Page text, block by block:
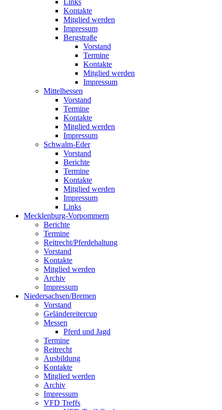
Links
Kontakte
Mitglied werden
Impressum
Bergstraße
Vorstand
Termine
Kontakte
Mitglied werden
Impressum
Mittelhessen
Vorstand
Termine
Kontakte
Mitglied werden
Impressum
Schwalm-Eder
Vorstand
Berichte
Termine
Kontakte
Mitglied werden
Impressum
Links
Mecklenburg-Vorpommern
Berichte
Termine
Reitrecht/Pferdehaltung
Vorstand
Kontakte
Mitglied werden
Archiv
Impressum
Niedersachsen/Bremen
Vorstand
Geländereitercup
Messen
Pferd und Jagd
Termine
Reitrecht
Ausbildung
Kontakte
Mitglied werden
Archiv
Impressum
VFD Treffs